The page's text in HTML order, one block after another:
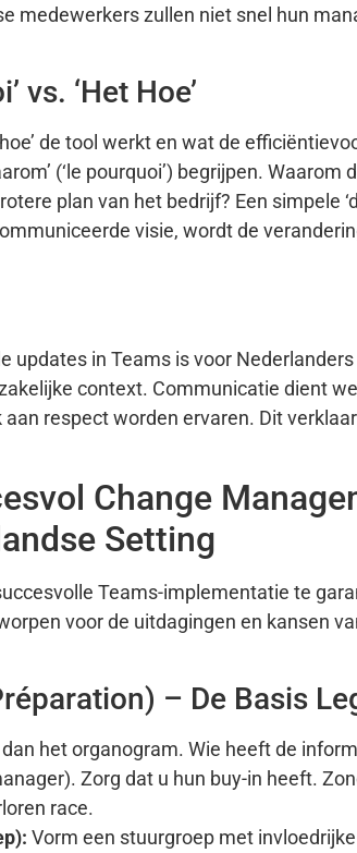
medewerkers zullen niet snel hun
vs. ‘Het Hoe’
de tool werkt en wat de
(‘le pourquoi’) begrijpen. Waarom
plan van het bedrijf? Een simpele
visie, wordt de
updates in Teams is voor
context. Communicatie dient
respect worden ervaren. Dit
Change
Setting
Teams-implementatie te
voor de uitdagingen en kansen
– De Basis
dan het organogram. Wie heeft de
Zorg dat u hun buy-in heeft.
race.
Vorm een stuurgroep met